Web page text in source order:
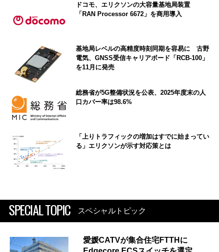
ドコモ、エリクソンの大容量基地局装置
「RAN Processor 6672」を商用導入
基地局レベルの高精度時刻同期を容易に 古野
電気、GNSS受信キャリアボード「RCB-100」
を11月に発売
総務省が5G整備状況を公表、2025年度末の人
口カバー率は98.6%
「上りトラフィックの増加はすでに始まってい
る」エリクソンが示す対応策とは
SPECIAL TOPIC スペシャルトピック
愛媛CATVが集合住宅FTTHに